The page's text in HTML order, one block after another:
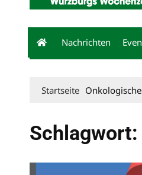
Nachrichten
Startseite
Schlagwort: